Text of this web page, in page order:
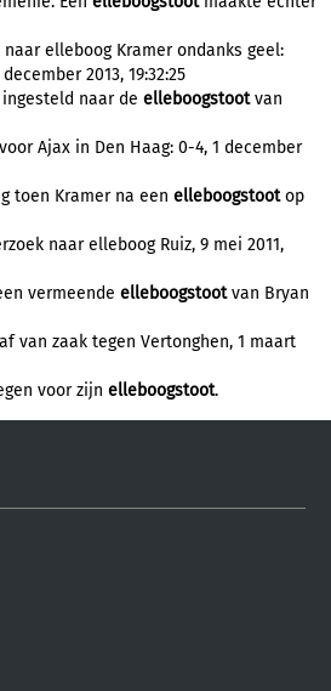
elleboog Kramer ondanks geel:
2013, 19:32:25
naar de elleboogstootvan
Ajax in Den Haag: 0-4, 1 december
toen Kramer na een elleboogstootop
naar elleboog Ruiz, 9 mei 2011,
vermeende elleboogstootvan Bryan
van zaak tegen Vertonghen, 1 maart
voor zijn elleboogstoot.